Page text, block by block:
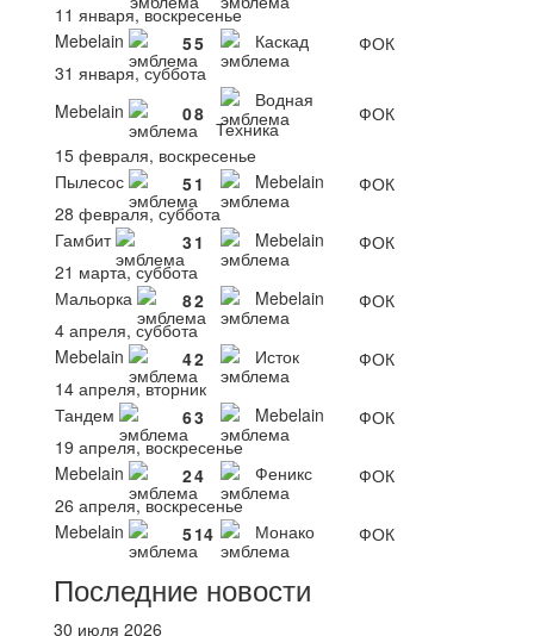
11 января, воскресенье
Mebelain
55 Каскад
ФОК
31 января, суббота
Mebelain
08
Водная
Техника
ФОК
15 февраля, воскресенье
Пылесос
51 Mebelain
ФОК
28 февраля, суббота
Гамбит
31 Mebelain
ФОК
21 марта, суббота
Мальорка
82 Mebelain
ФОК
4 апреля, суббота
Mebelain
42 Исток
ФОК
14 апреля, вторник
Тандем
63 Mebelain
ФОК
19 апреля, воскресенье
Mebelain
24 Феникс
ФОК
26 апреля, воскресенье
Mebelain
514 Монако ФОК
Последние новости
30 июля 2026